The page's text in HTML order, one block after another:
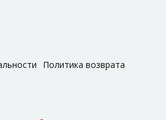
Политика возврата